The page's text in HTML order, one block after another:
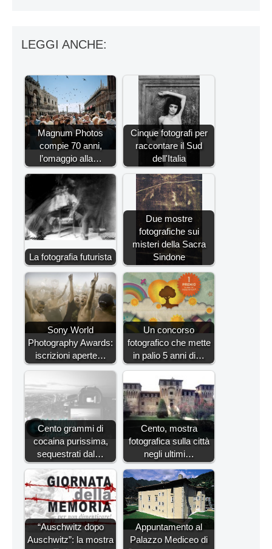
LEGGI ANCHE:
Magnum Photos
compie 70 anni,
l’omaggio alla…
Cinque fotografi per
raccontare il Sud
dell'Italia
La fotografia futurista
Due mostre
fotografiche sui
misteri della Sacra
Sindone
Sony World
Photography Awards:
iscrizioni aperte…
Un concorso
fotografico che mette
in palio 5 anni di…
Cento grammi di
cocaina purissima,
sequestrati dal…
Cento, mostra
fotografica sulla città
negli ultimi…
“Auschwitz dopo
Auschwitz”: la mostra
Appuntamento al
Palazzo Mediceo di